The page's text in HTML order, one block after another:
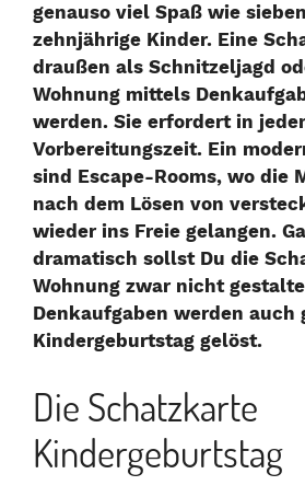
genauso viel Spaß wie
zehnjährige Kinder. Eine
draußen als Schnitzeljagd
Wohnung mittels
werden. Sie erfordert in
Vorbereitungszeit. Ein
sind Escape-Rooms, wo die
nach dem Lösen von
wieder ins Freie gelangen.
dramatisch sollst Du die
Wohnung zwar nicht
Denkaufgaben werden auch
Kindergeburtstag gelöst.
Die Schatzkarte
Kindergeburtstag